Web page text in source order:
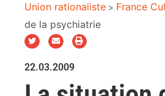
Union rationaliste > France
de la psychiatrie
22.03.2009